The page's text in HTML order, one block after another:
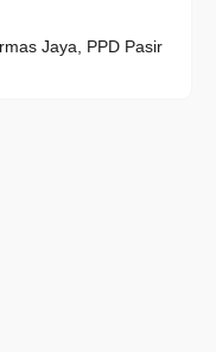
Jaya, PPD Pasir